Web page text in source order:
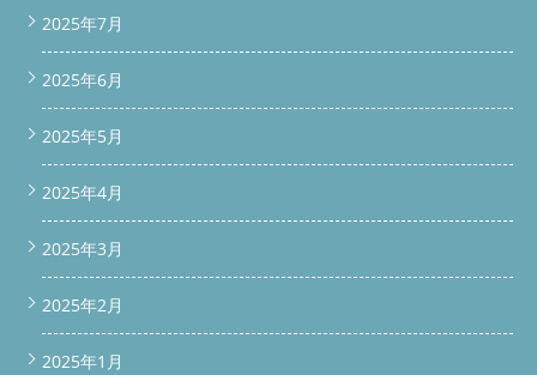
2025年7月
2025年6月
2025年5月
2025年4月
2025年3月
2025年2月
2025年1月